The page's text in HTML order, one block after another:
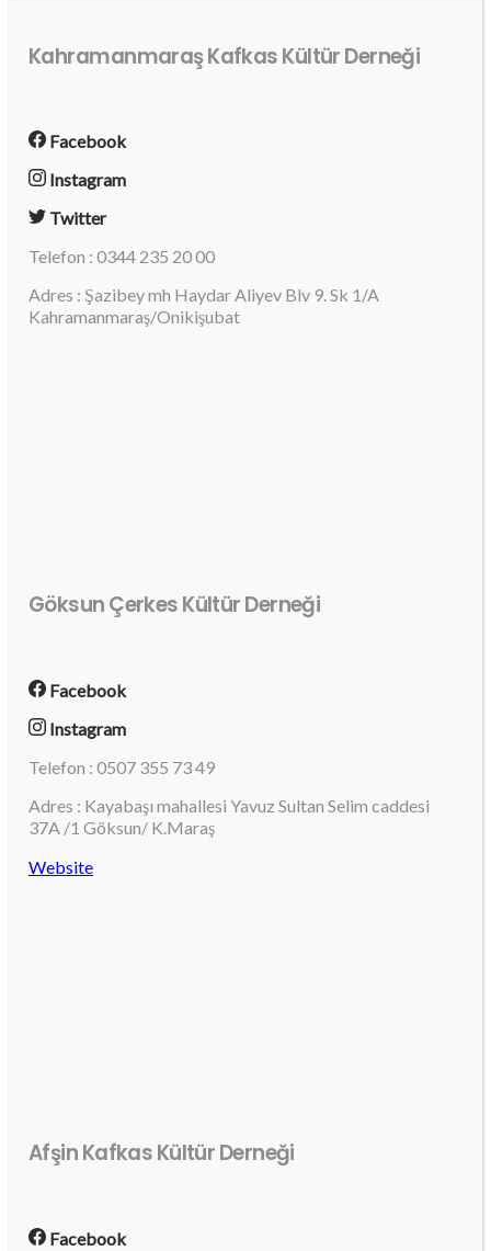
Kahramanmaraş Kafkas Kültür Derneği
Facebook
Instagram
Twitter
Telefon : 0344 235 20 00
Adres : Şazibey mh Haydar Aliyev Blv 9. Sk 1/A
Kahramanmaraş/Onikişubat
Göksun Çerkes Kültür Derneği
Facebook
Instagram
Telefon : 0507 355 73 49
Adres : Kayabaşı mahallesi Yavuz Sultan Selim caddesi
37A /1 Göksun/ K.Maraş
Website
Afşin Kafkas Kültür Derneği
Facebook